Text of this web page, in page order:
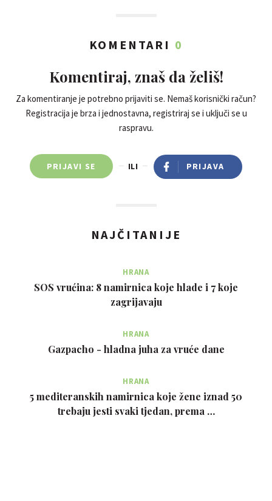
KOMENTARI 0
Komentiraj, znaš da želiš!
Za komentiranje je potrebno prijaviti se. Nemaš korisnički račun?
Registracija je brza i jednostavna, registriraj se i uključi se u
raspravu.
PRIJAVI SE ILI PRIJAVA
NAJČITANIJE
HRANA
SOS vrućina: 8 namirnica koje hlade i 7 koje
zagrijavaju
HRANA
Gazpacho - hladna juha za vruće dane
HRANA
5 mediteranskih namirnica koje žene iznad 50
trebaju jesti svaki tjedan, prema …